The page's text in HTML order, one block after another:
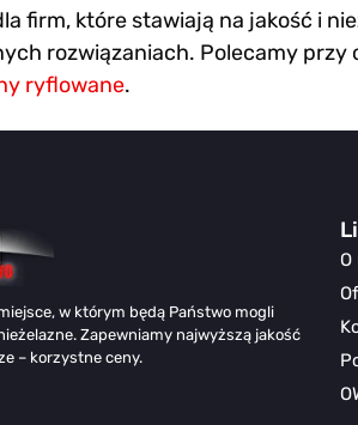
firm, które stawiają na jakość i
rozwiązaniach. Polecamy
ryflowane.
w którym będą Państwo mogli
Zapewniamy najwyższą jakość
– korzystne ceny.
O